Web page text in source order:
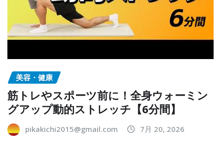
美容・健康
筋トレやスポーツ前に！全身ウォーミン
グアップ動的ストレッチ【6分間】
pikakichi2015@gmail.com 7月 20, 2026